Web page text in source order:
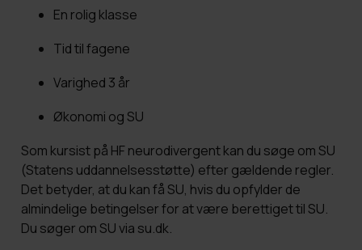
En rolig klasse
Tid til fagene
Varighed 3 år
Økonomi og SU
Som kursist på HF neurodivergent kan du søge om SU
(Statens uddannelsesstøtte) efter gældende regler.
Det betyder, at du kan få SU, hvis du opfylder de
almindelige betingelser for at være berettiget til SU.
Du søger om SU via su.dk.